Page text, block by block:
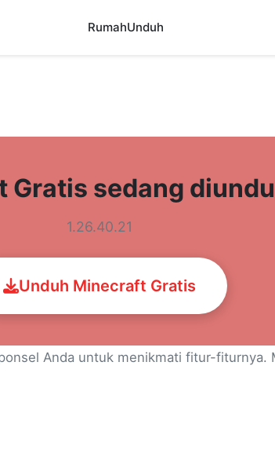
RumahUnduh
Gratis sedang
1.26.40.21
Unduh Minecraft Gratis
Anda untuk menikmati fitur-fiturnya.